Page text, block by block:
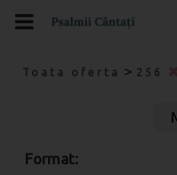
Toata oferta > 256
Format: